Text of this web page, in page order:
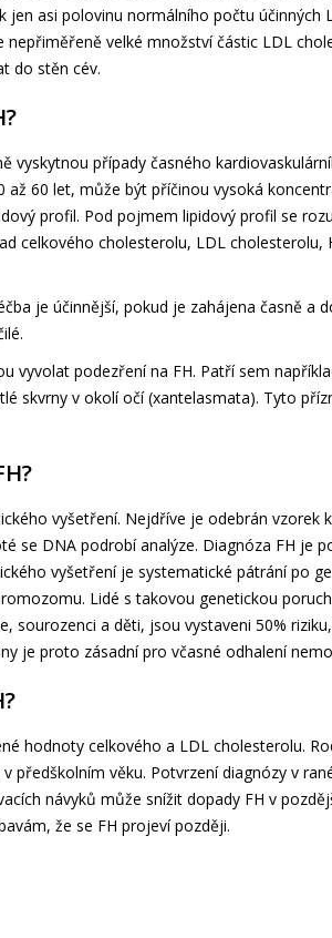
jen asi polovinu normálního počtu účinných
velké množství částic LDL
do stěn cév.
vyskytnou případy časného
až 60 let, může být příčinou vysoká
profil. Pod pojmem lipidový profil se
celkového cholesterolu, LDL cholesterolu,
je účinnější, pokud je zahájena časně a
vyvolat podezření na FH. Patří sem
skvrny v okolí očí (xantelasmata). Tyto
vyšetření. Nejdříve je odebrán vzorek
se DNA podrobí analýze. Diagnóza FH je
vyšetření je systematické pátrání po
Lidé s takovou genetickou
sourozenci a děti, jsou vystaveni 50%
je proto zásadní pro včasné odhalení
hodnoty celkového a LDL cholesterolu.
předškolním věku. Potvrzení diagnózy v
návyků může snížit dopady FH v
že se FH projeví později.